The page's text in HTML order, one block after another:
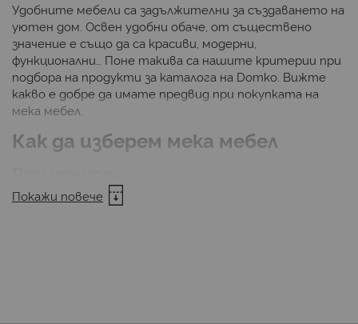
четете
страница
Удобните мебели са задължителни за създаването на
уютен дом. Освен удобни обаче, от съществено
значение е също да са красиви, модерни,
функционални… Поне такива са нашите критерии при
подбора на продукти за каталога на Domko. Вижте
какво е добре да имате предвид при покупката на
мека мебел.
Как да изберем мека мебел
Макар и да изглежда логично да започнем оттук, все
Покажи повече